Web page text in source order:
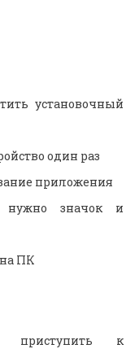
установочный
один раз
приложения
значок и
ПК
приступить к